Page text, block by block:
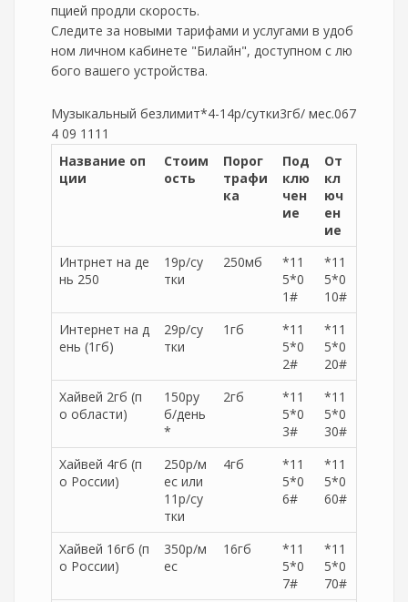
пцией продли скорость.
Следите за новыми тарифами и услугами в удоб
ном личном кабинете "Билайн", доступном с лю
бого вашего устройства.
Музыкальный безлимит*4-14р/сутки3гб/ мес.067
4 09 1111
Название оп
ции
Стоим
ость
Порог
трафи
ка
Под
клю
чен
ие
От
кл
юч
ен
ие
Интрнет на де
нь 250
19р/су
тки
250мб
*11
5*0
1#
*11
5*0
10#
Интернет на д
ень (1гб)
29р/су
тки
1гб
*11
5*0
2#
*11
5*0
20#
Хайвей 2гб (п
о области)
150ру
б/день
*
2гб
*11
5*0
3#
*11
5*0
30#
Хайвей 4гб (п
о России)
250р/м
ес или
11р/су
тки
4гб
*11
5*0
6#
*11
5*0
60#
Хайвей 16гб (п
о России)
350р/м
ес
16гб
*11
5*0
7#
*11
5*0
70#